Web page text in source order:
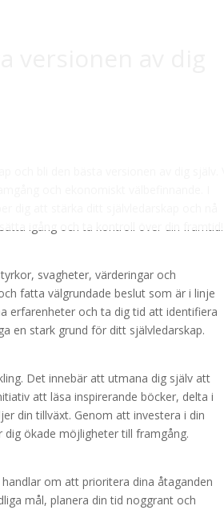
och bli den bästa versionen av dig själv. Vi
och ekonomiskt välbefinnande. I
dig att stärka ditt självledarskap och nå
igång och ta kontroll över din framtid!
svagheter, värderingar och
fatta välgrundade beslut som är i linje
erfarenheter och ta dig tid att identifiera
en stark grund för ditt självledarskap.
Det innebär att utmana dig själv att
att läsa inspirerande böcker, delta i
din tillväxt. Genom att investera i din
dig ökade möjligheter till framgång.
om att prioritera dina åtaganden
mål, planera din tid noggrant och